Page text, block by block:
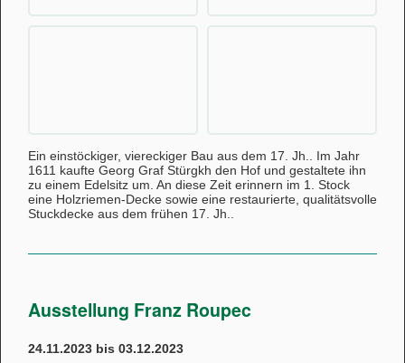
Ein einstöckiger, viereckiger Bau aus dem 17. Jh.. Im Jahr
1611 kaufte Georg Graf Stürgkh den Hof und gestaltete ihn
zu einem Edelsitz um. An diese Zeit erinnern im 1. Stock
eine Holzriemen-Decke sowie eine restaurierte, qualitätsvolle
Stuckdecke aus dem frühen 17. Jh..
Ausstellung Franz Roupec
24.11.2023 bis 03.12.2023